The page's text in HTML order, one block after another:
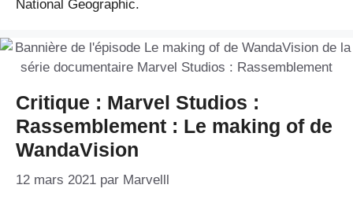
National Geographic.
Critique : Marvel Studios :
Rassemblement : Le making of de
WandaVision
12 mars 2021 par Marvelll